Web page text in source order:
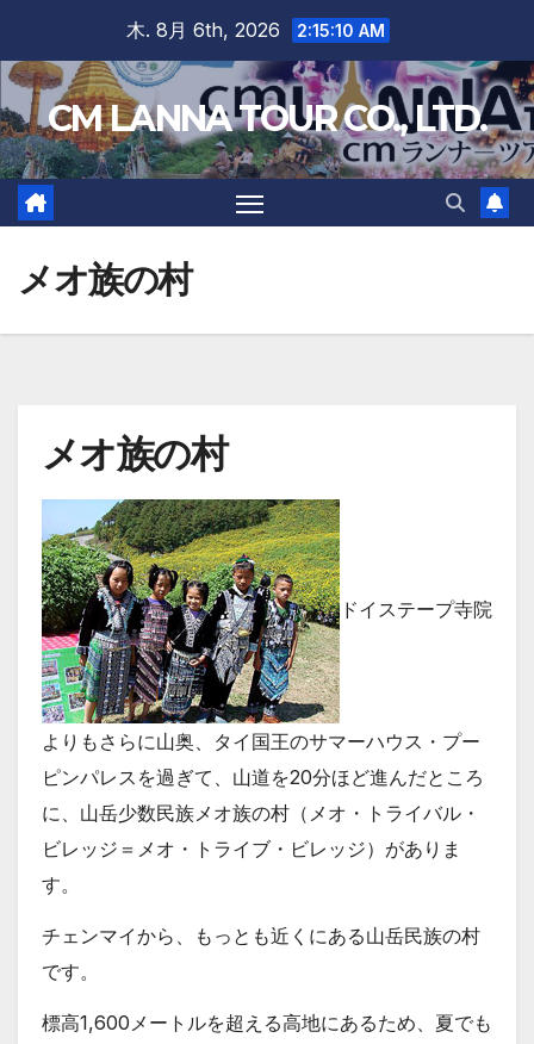
content
木. 8月 6th, 2026 2:15:11 AM
CM LANNA TOUR CO., LTD.
メオ族の村
メオ族の村
ドイステープ寺院
よりもさらに山奥、タイ国王のサマーハウス・プー
ピンパレスを過ぎて、山道を20分ほど進んだところ
に、山岳少数民族メオ族の村（メオ・トライバル・
ビレッジ＝メオ・トライブ・ビレッジ）がありま
す。
チェンマイから、もっとも近くにある山岳民族の村
です。
標高1,600メートルを超える高地にあるため、夏でも